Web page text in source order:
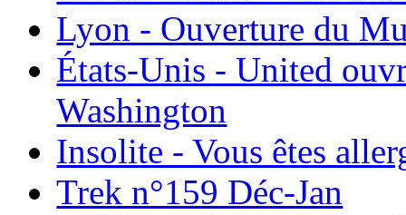
Lyon - Ouverture du
États-Unis - United
Washington
Insolite - Vous êtes
Trek n°159 Déc-Jan